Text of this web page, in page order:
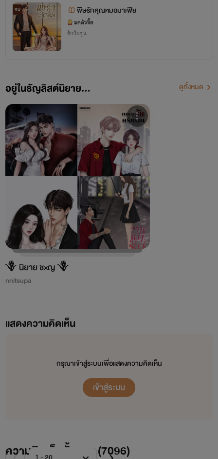
จบ พิษรักคุณหมอมาเฟีย
มดตัวจี๊ด
รักวัยรุ่น
อยู่ในธัญลิสต์นิยาย... ดูทั้งหมด
🪻 นิยาย ช×ญ 🪻
nnitsupa
แสดงความคิดเห็น
กรุณาเข้าสู่ระบบเพื่อแสดงความคิดเห็น
เข้าสู่ระบบ
ความคิดเห็นทั้งหมด (7096)